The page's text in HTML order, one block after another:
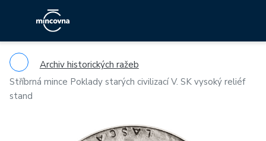
Archiv historických ražeb
Stříbrná mince Poklady starých civilizací V. SK vysoký reliéf
stand